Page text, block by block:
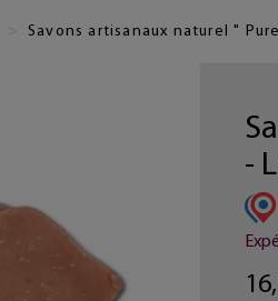
Savons artisanaux naturel "
-